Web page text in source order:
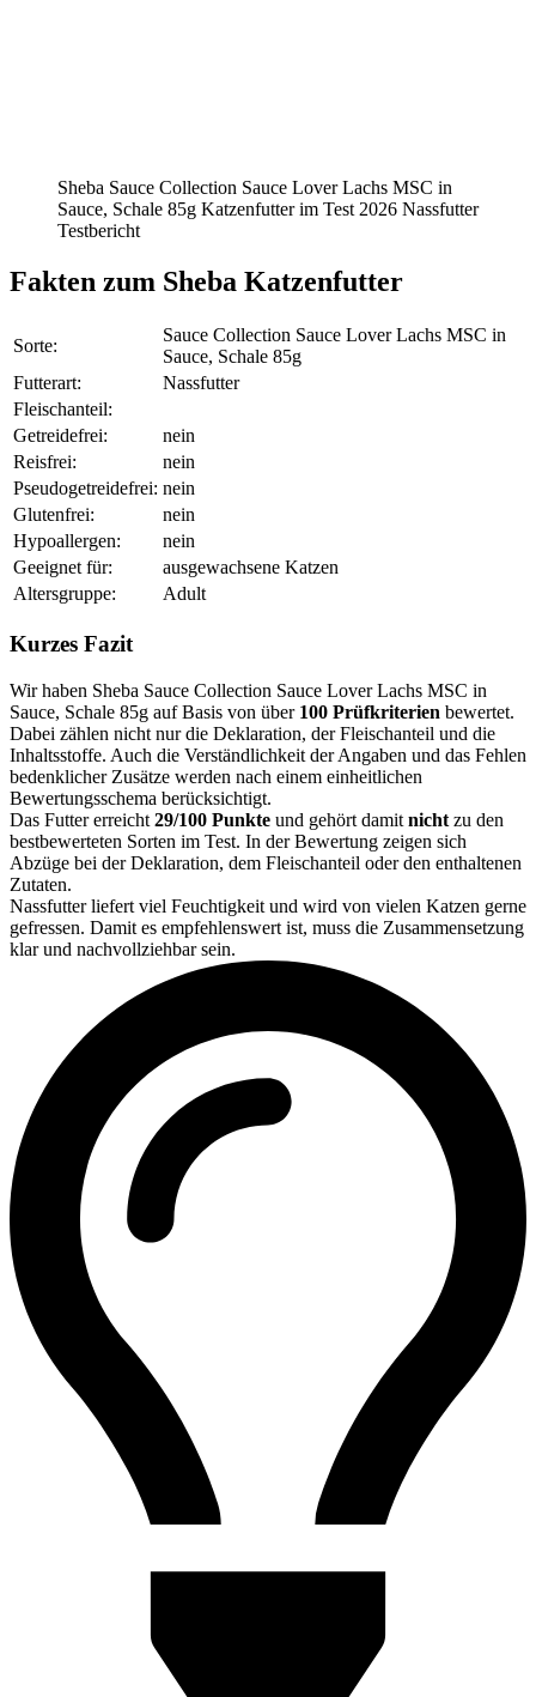
Sheba Sauce Collection Sauce Lover Lachs MSC in
Sauce, Schale 85g Katzenfutter im Test 2026 Nassfutter
Testbericht
Fakten zum Sheba Katzenfutter
Sorte:
Sauce Collection Sauce Lover Lachs MSC in
Sauce, Schale 85g
Futterart:
Nassfutter
Fleischanteil:
Getreidefrei:
nein
Reisfrei:
nein
Pseudogetreidefrei: nein
Glutenfrei:
nein
Hypoallergen:
nein
Geeignet für:
ausgewachsene Katzen
Altersgruppe:
Adult
Kurzes Fazit
Wir haben Sheba Sauce Collection Sauce Lover Lachs MSC in
Sauce, Schale 85g auf Basis von über 100 Prüfkriterien bewertet.
Dabei zählen nicht nur die Deklaration, der Fleischanteil und die
Inhaltsstoffe. Auch die Verständlichkeit der Angaben und das Fehlen
bedenklicher Zusätze werden nach einem einheitlichen
Bewertungsschema berücksichtigt.
Das Futter erreicht 29/100 Punkte und gehört damit nicht zu den
bestbewerteten Sorten im Test. In der Bewertung zeigen sich
Abzüge bei der Deklaration, dem Fleischanteil oder den enthaltenen
Zutaten.
Nassfutter liefert viel Feuchtigkeit und wird von vielen Katzen gerne
gefressen. Damit es empfehlenswert ist, muss die Zusammensetzung
klar und nachvollziehbar sein.